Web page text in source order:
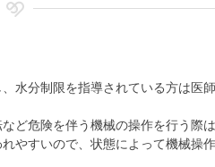
水分制限を指導されている方は医
ど危険を伴う機械の操作を行う際
やすいので、状態によって機械操作